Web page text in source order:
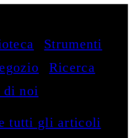
Strumenti
Ricerca
di noi
tutti gli articoli